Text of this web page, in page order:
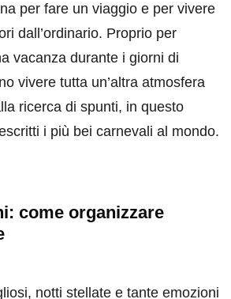
per fare un viaggio e per vivere
dall’ordinario. Proprio per
vacanza durante i giorni di
vivere tutta un’altra atmosfera
ricerca di spunti, in questo
i più bei carnevali al mondo.
come organizzare
notti stellate e tante emozioni